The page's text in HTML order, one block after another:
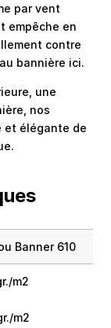
par vent
empêche en
contre
bannière ici.
une
nos
et élégante de
Banner 610
m2
m2